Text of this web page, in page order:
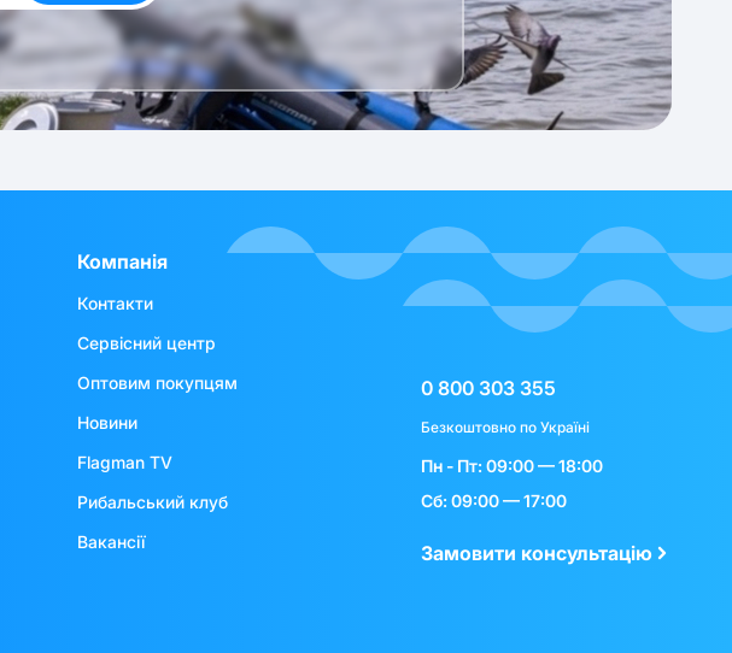
Компанія
Контакти
Сервісний центр
Оптовим покупцям
Новини
Flagman TV
Рибальський клуб
Вакансії
0 800 303 355
Безкоштовно по Україні
Пн - Пт: 09:00 — 18:00
Сб: 09:00 — 17:00
Замовити консультацію